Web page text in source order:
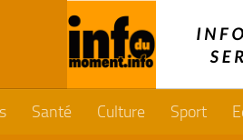
Santé Culture Sport